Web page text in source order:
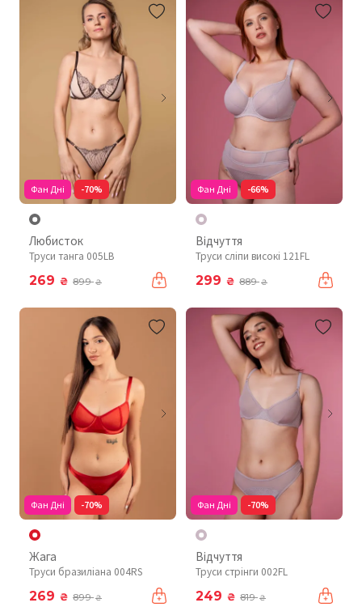
Фан Дні -70%
Любисток
Труси танга 005LB
269 ₴ 899₴
Фан Дні -66%
Відчуття
Труси сліпи високі 121FL
299 ₴ 889₴
Фан Дні -70%
Жага
Труси бразиліана 004RS
269 ₴ 899₴
Фан Дні -70%
Відчуття
Труси стрінги 002FL
249 ₴ 819₴